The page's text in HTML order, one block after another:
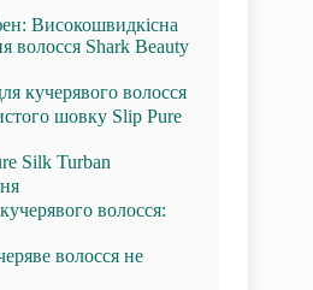
Високошвидкісна
волосся Shark Beauty
кучерявого волосся
шовку Slip Pure
Silk Turban
волосся:
волосся не